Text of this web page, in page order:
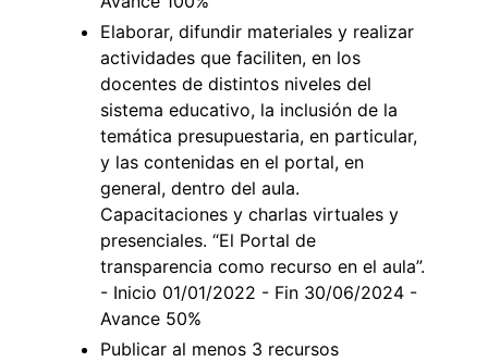
Elaborar, difundir materiales y realizar
actividades que faciliten, en los
docentes de distintos niveles del
sistema educativo, la inclusión de la
temática presupuestaria, en particular,
y las contenidas en el portal, en
general, dentro del aula.
Capacitaciones y charlas virtuales y
presenciales. “El Portal de
transparencia como recurso en el aula”.
- Inicio 01/01/2022 - Fin 30/06/2024 -
Avance 50%
Publicar al menos 3 recursos